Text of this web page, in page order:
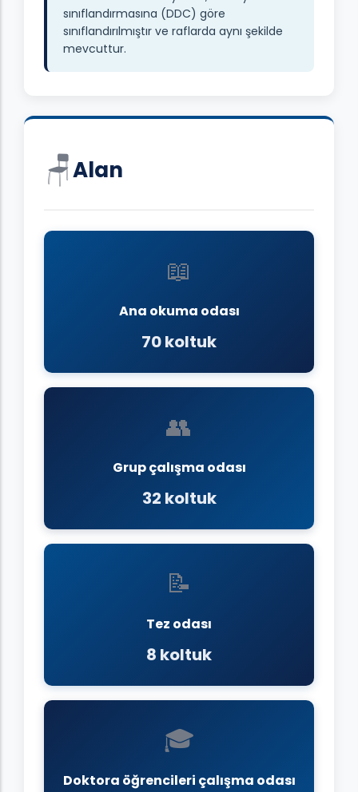
sınıflandırmasına (DDC) göre
sınıflandırılmıştır ve raflarda aynı şekilde
mevcuttur.
🪑Alan
📖
Ana okuma odası
70 koltuk
👥
Grup çalışma odası
32 koltuk
📝
Tez odası
8 koltuk
🎓
Doktora öğrencileri çalışma odası